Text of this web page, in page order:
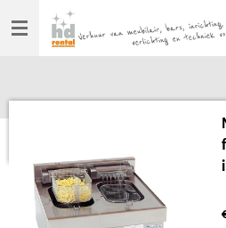
Ga
direct
hoofdinhoud